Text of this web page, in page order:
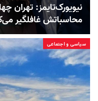
نیویورک‌تایمز: تهران
محاسباتش غافلگیر
سیاسی و اجتماعی